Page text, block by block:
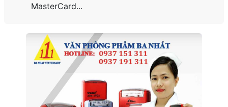
MasterCard...